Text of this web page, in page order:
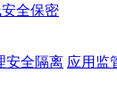
全保密
安全隔离 应用监